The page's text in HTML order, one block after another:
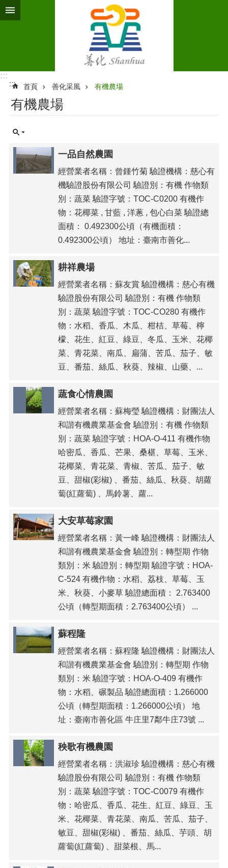
跳到主要內容區塊
:::
:::
首頁 善化采風 有機農場
有機農場
一品自然農園
經營業者名稱：曾鍾竹菊 驗證機構：慈心有
機驗證股份有限公司 驗證別：有機 作物類
別：蔬菜 驗證字號：TOC-C0200 有機作
物：花椰菜 , 甘藍 , 洋蔥 , 包心白菜 驗證總
面積： 0.492300公頃（有機面積：
0.492300公頃） 地址：臺南市善化...
耕祥農場
經營業者名稱：蘇友賞 驗證機構：慈心有機
驗證股份有限公司 驗證別：有機 作物類
別：蔬菜 驗證字號：TOC-CO280 有機作
物：水稻、香瓜、木瓜、柑桔、草莓、檸
檬、花生、紅豆、綠豆、冬瓜、玉米、花椰
菜、青花菜、南瓜、扁蒲、苦瓜、茄子、敏
豆、番茄、絲瓜、秋葵、辣椒、山藥、...
蔬食心情農園
經營業者名稱：蘇梅瑩 驗證機構：財團法人
和諧有機農業基金會 驗證別：有機 作物類
別：蔬菜 驗證字號：HOA-O-411 有機作物
哈密瓜、香瓜、芒果、桑椹、草莓、玉米、
花椰菜、青花菜、青椒、苦瓜、茄子、敏
豆、甜椒(彩椒) 、番茄、絲瓜、秋葵、胡蘿
蔔(紅蘿蔔) 、馬鈴薯、蘿...
大安草莓家園
經營業者名稱：黃一峰 驗證機構：財團法人
和諧有機農業基金會 驗證別：轉型期 作物
類別：米 驗證別：轉型期 驗證字號：HOA-
C-524 有機作物：水稻、荔枝、草莓、玉
米、秋葵、小麥草 驗證總面積： 2.763400
公頃（轉型期面積：2.763400公頃） ...
蘇程隆
經營業者名稱：蘇程隆 驗證機構：財團法人
和諧有機農業基金會 驗證別：轉型期 作物
類別：米 驗證字號：HOA-O-409 有機作
物：水稻、碾製品 驗證總面積：1.266000
公頃（轉型期面積：1.266000公頃） 地
址：臺南市善化區 牛庄里7鄰牛庄73號 ...
秧歌有機農園
經營業者名稱：洪淑珍 驗證機構：慈心有機
驗證股份有限公司 驗證別：有機 作物類
別：蔬菜 驗證字號：TOC-C0079 有機作
物：哈密瓜、香瓜、花生、紅豆、綠豆、玉
米、花椰菜、青花菜、南瓜、苦瓜、茄子、
敏豆、甜椒(彩椒) 、番茄、絲瓜、芋頭、胡
蘿蔔(紅蘿蔔) 、甜菜根、馬...